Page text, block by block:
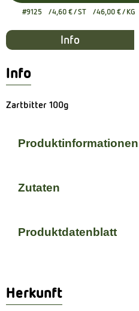
#9125 4,60 €/ ST 46,00 €/ KG
Info
Info
Zartbitter 100g
Produktinformationen
Zutaten
Produktdatenblatt
Herkunft